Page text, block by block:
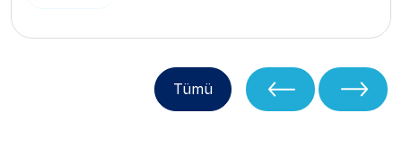
Tümü